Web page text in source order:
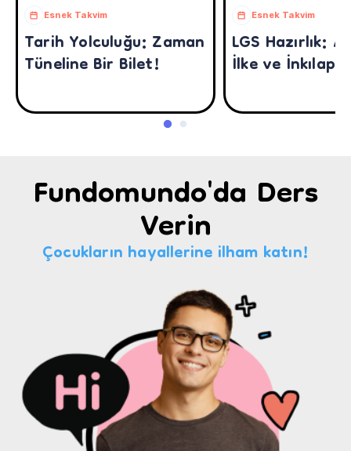
Esnek Takvim
Tarih Yolculuğu: Zaman
Tüneline Bir Bilet!
Esnek Takvim
LGS Hazırlık:
İlke ve
Fundomundo'da Ders
Verin
Çocukların hayallerine ilham katın!